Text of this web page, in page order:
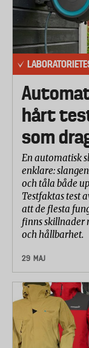
hårt
som
En automatisk
enklare:
och tåla både
Testfaktas test
att de flesta
finns skillnader
och hållbarhet.
29 MAJ